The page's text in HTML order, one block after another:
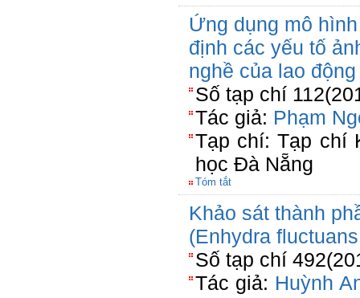
Ứng dụng mô
định các yếu tố
nghề của lao
Số tạp chí
Tác giả: Phạm
Tạp chí: Tạp chí
học Đà Nẵng
Tóm tắt
Khảo sát thành
(Enhydra
Số tạp chí
Tác giả: Huỳnh